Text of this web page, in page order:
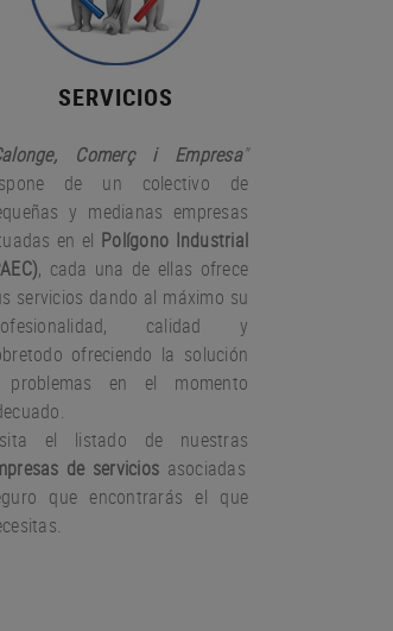
SERVICIOS
Comerç i Empresa"
de un colectivo de
y medianas empresas
en el Polígono Industrial
, cada una de ellas ofrece
servicios dando al máximo su
calidad y
ofreciendo la solución
en el momento
el listado de nuestras
de servicios asociadas
que encontrarás el que